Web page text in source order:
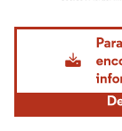
Imagen © Mordor